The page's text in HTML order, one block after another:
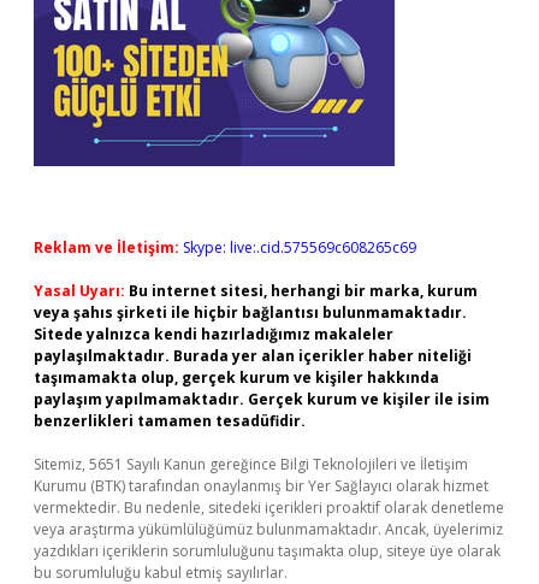
Reklam ve İletişim: Skype: live:.cid.575569c608265c69
Yasal Uyarı: Bu internet sitesi, herhangi bir marka, kurum
veya şahıs şirketi ile hiçbir bağlantısı bulunmamaktadır.
Sitede yalnızca kendi hazırladığımız makaleler
paylaşılmaktadır. Burada yer alan içerikler haber niteliği
taşımamakta olup, gerçek kurum ve kişiler hakkında
paylaşım yapılmamaktadır. Gerçek kurum ve kişiler ile isim
benzerlikleri tamamen tesadüfidir.
Sitemiz, 5651 Sayılı Kanun gereğince Bilgi Teknolojileri ve İletişim
Kurumu (BTK) tarafından onaylanmış bir Yer Sağlayıcı olarak hizmet
vermektedir. Bu nedenle, sitedeki içerikleri proaktif olarak denetleme
veya araştırma yükümlülüğümüz bulunmamaktadır. Ancak, üyelerimiz
yazdıkları içeriklerin sorumluluğunu taşımakta olup, siteye üye olarak
bu sorumluluğu kabul etmiş sayılırlar.